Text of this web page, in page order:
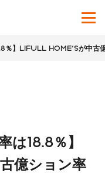
％】LIFULL HOME'Sが中古
は18.8％】
億ション率